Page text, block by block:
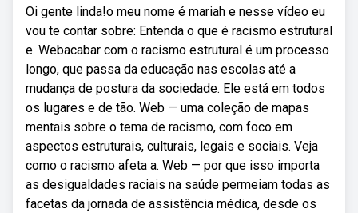
Oi gente linda!o meu nome é mariah e nesse vídeo eu
vou te contar sobre: Entenda o que é racismo estrutural
e. Webacabar com o racismo estrutural é um processo
longo, que passa da educação nas escolas até a
mudança de postura da sociedade. Ele está em todos
os lugares e de tão. Web — uma coleção de mapas
mentais sobre o tema de racismo, com foco em
aspectos estruturais, culturais, legais e sociais. Veja
como o racismo afeta a. Web — por que isso importa
as desigualdades raciais na saúde permeiam todas as
facetas da jornada de assistência médica, desde os